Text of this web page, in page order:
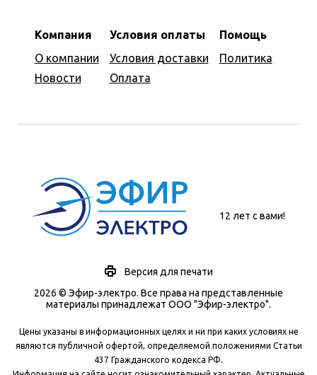
Компания
О компании
Новости
Условия оплаты
Условия доставки
Оплата
Помощь
Политика
12 лет с вами!
Версия для печати
2026 © Эфир-электро. Все права на представленные
материалы принадлежат ООО "Эфир-электро".
Цены указаны в информационных целях и ни при каких условиях не
являются публичной офертой, определяемой положениями Статьи
437 Гражданского кодекса РФ.